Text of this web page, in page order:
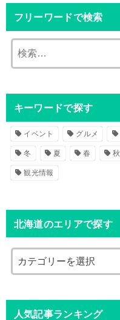
フリーワードで検索
キーワードで探す
イベント グルメ
冬 夏 春 秋
観光情報
北海道のエリアで探す
人気記事ランキング